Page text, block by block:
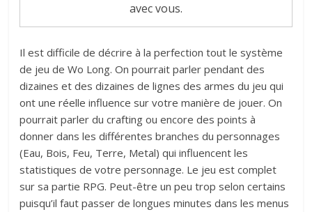
avec vous.
Il est difficile de décrire à la perfection tout le système
de jeu de Wo Long. On pourrait parler pendant des
dizaines et des dizaines de lignes des armes du jeu qui
ont une réelle influence sur votre manière de jouer. On
pourrait parler du crafting ou encore des points à
donner dans les différentes branches du personnages
(Eau, Bois, Feu, Terre, Metal) qui influencent les
statistiques de votre personnage. Le jeu est complet
sur sa partie RPG. Peut-être un peu trop selon certains
puisqu’il faut passer de longues minutes dans les menus